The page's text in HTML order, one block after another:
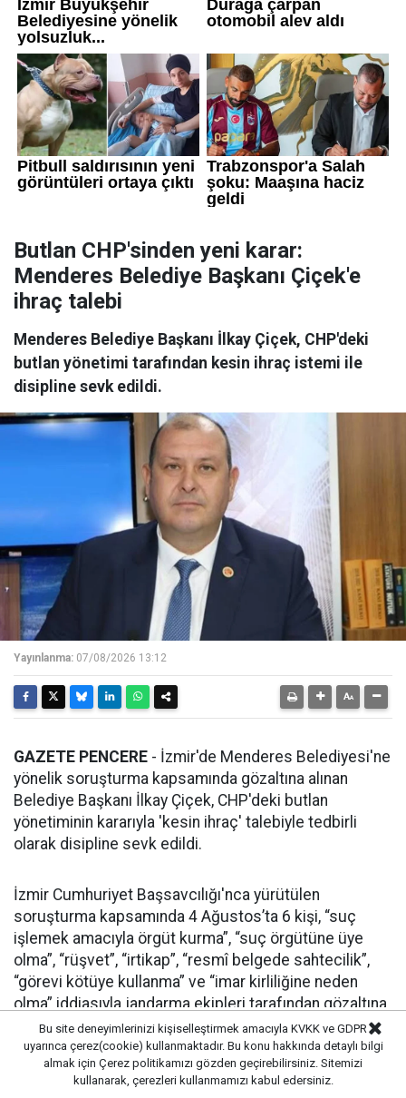
Butlan CHP'sinden yeni karar:
Menderes Belediye Başkanı Çiçek'e
ihraç talebi
Menderes Belediye Başkanı İlkay Çiçek, CHP'deki
butlan yönetimi tarafından kesin ihraç istemi ile
disipline sevk edildi.
Yayınlanma: 07/08/2026 13:12
GAZETE PENCERE - İzmir'de Menderes Belediyesi'ne
yönelik soruşturma kapsamında gözaltına alınan
Belediye Başkanı İlkay Çiçek, CHP'deki butlan
yönetiminin kararıyla 'kesin ihraç' talebiyle tedbirli
olarak disipline sevk edildi.
İzmir Cumhuriyet Başsavcılığı'nca yürütülen
soruşturma kapsamında 4 Ağustos’ta 6 kişi, “suç
işlemek amacıyla örgüt kurma”, “suç örgütüne üye
olma”, “rüşvet”, “irtikap”, “resmî belgede sahtecilik”,
“görevi kötüye kullanma” ve “imar kirliliğine neden
olma” iddiasıyla jandarma ekipleri tarafından gözaltına
alınmıştı.
ATAKAN SÖNMEZ AÇIKLAMA YAPTI
Bu site deneyimlerinizi kişiselleştirmek amacıyla KVKK ve GDPR
uyarınca çerez(cookie) kullanmaktadır. Bu konu hakkında detaylı bilgi
almak için Çerez politikamızı gözden geçirebilirsiniz. Sitemizi
kullanarak, çerezleri kullanmamızı kabul edersiniz.